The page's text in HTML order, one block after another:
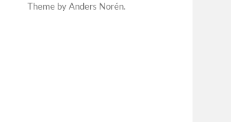
Theme byAnders Norén.